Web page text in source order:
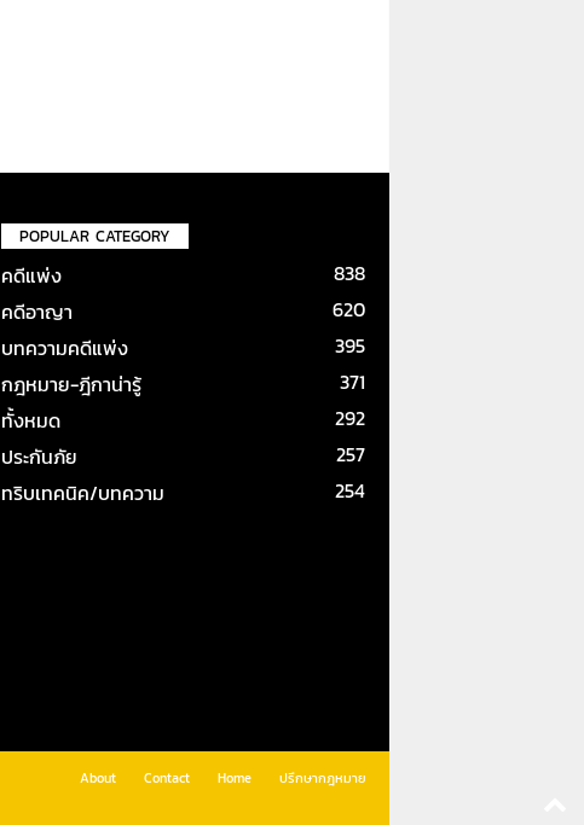
POPULAR CATEGORY
คดีแพ่ง
838
คดีอาญา
620
บทความคดีแพ่ง
395
กฎหมาย-ฎีกาน่ารู้
371
ทั้งหมด
292
ประกันภัย
257
ทริบเทคนิค/บทความ
254
About Contact Home ปรึกษากฎหมาย